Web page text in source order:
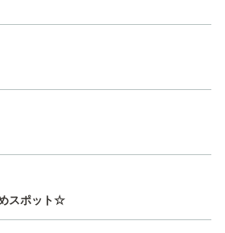
スポット☆